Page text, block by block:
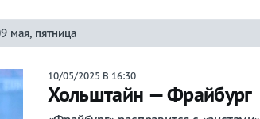
мая, пятница
10/05/2025 В 16:30
Хольштайн — Фрайбург